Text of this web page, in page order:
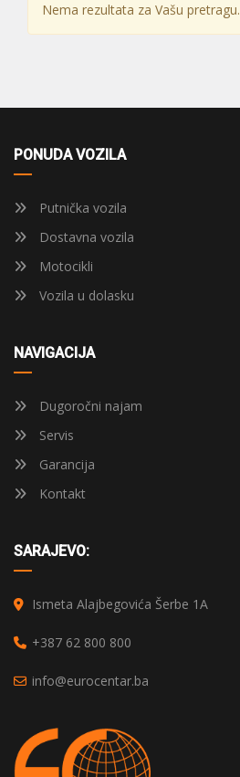
Nema rezultata za Vašu pretragu.
PONUDA VOZILA
Putnička vozila
Dostavna vozila
Motocikli
Vozila u dolasku
NAVIGACIJA
Dugoročni najam
Servis
Garancija
Kontakt
SARAJEVO:
Ismeta Alajbegovića Šerbe 1A
+387 62 800 800
info@eurocentar.ba